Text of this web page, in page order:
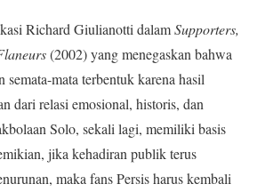
Richard Giulianotti dalamSupporters,
(2002) yang menegaskan bahwa
semata-mata terbentuk karena hasil
dari relasi emosional, historis, dan
Solo, sekali lagi, memiliki basis
jika kehadiran publik terus
maka fans Persis harus kembali